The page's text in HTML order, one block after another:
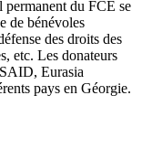
du FCE se
de bénévoles
des droits des
etc. Les donateurs
Eurasia
pays en Géorgie.